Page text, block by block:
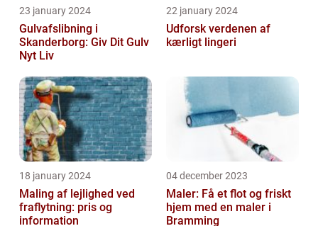
23 january 2024
Gulvafslibning i
Skanderborg: Giv Dit Gulv
Nyt Liv
22 january 2024
Udforsk verdenen af
kærligt lingeri
18 january 2024
Maling af lejlighed ved
fraflytning: pris og
information
04 december 2023
Maler: Få et flot og friskt
hjem med en maler i
Bramming